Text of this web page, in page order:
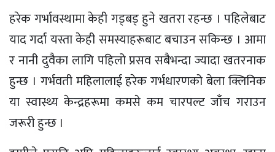
हरेक गर्भावस्थामा केही गड्बड् हुने खतरा रहन्छ । पहिलेबाट
याद गर्दा यस्ता केही समस्याहरूबाट बचाउन सकिन्छ । आमा
र नानी दुवैका लागि पहिलो प्रसव सबैभन्दा ज्यादा खतरनाक
हुन्छ । गर्भवती महिलालाई हरेक गर्भधारणको बेला क्लिनिक
या स्वास्थ्य केन्द्रहरूमा कमसे कम चारपल्ट जाँच गराउन
जरूरी हुन्छ ।